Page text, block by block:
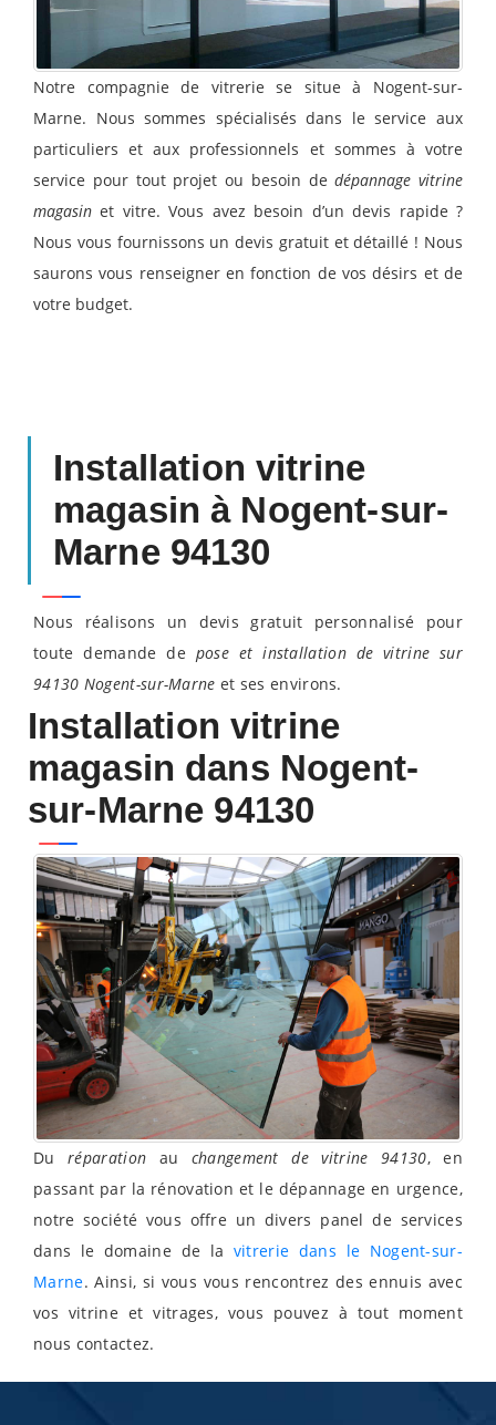
Notre compagnie de vitrerie se situe à Nogent-sur-
Marne. Nous sommes spécialisés dans le service aux
particuliers et aux professionnels et sommes à votre
service pour tout projet ou besoin dedépannage vitrine
magasin et vitre. Vous avez besoin d’un devis rapide ?
Nous vous fournissons un devis gratuit et détaillé ! Nous
saurons vous renseigner en fonction de vos désirs et de
votre budget.
Installation vitrine
magasin à Nogent-sur-
Marne 94130
Nous réalisons un devis gratuit personnalisé pour
toute demande de pose et installation de vitrine sur
94130 Nogent-sur-Marne et ses environs.
Installation vitrine
magasin dans Nogent-
sur-Marne 94130
Duréparation au changement de vitrine 94130, en
passant par la rénovation et le dépannage en urgence,
notre société vous offre un divers panel de services
dans le domaine de la vitrerie dans le Nogent-sur-
Marne. Ainsi, si vous vous rencontrez des ennuis avec
vos vitrine et vitrages, vous pouvez à tout moment
nous contactez.